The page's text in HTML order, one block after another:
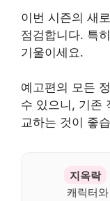
이번 시즌의 새
점검합니다. 특
기울이세요.
예고편의 모든
수 있으니, 기존
교하는 것이 좋
지옥락
캐릭터